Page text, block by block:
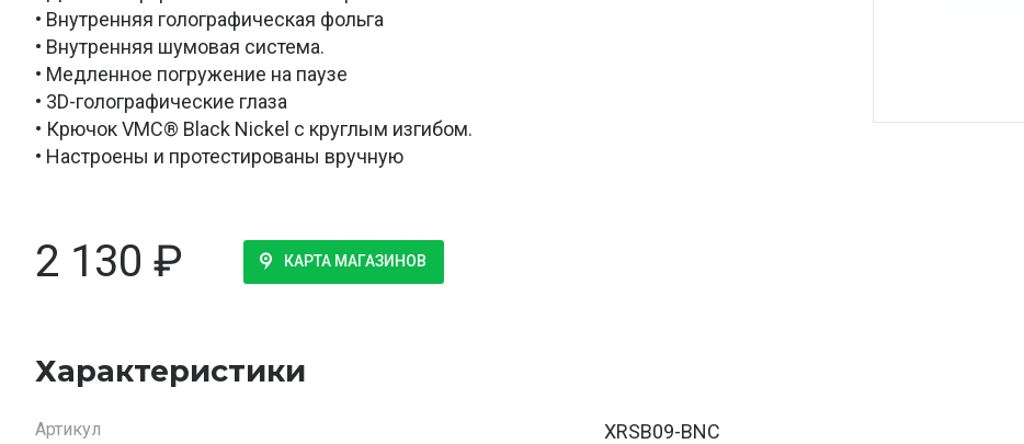
• Внутренняя голографическая фольга
• Внутренняя шумовая система.
• Медленное погружение на паузе
• 3D-голографические глаза
• Крючок VMC® Black Nickel с круглым изгибом.
• Настроены и протестированы вручную
2 130 ₽ КАРТА МАГАЗИНОВ
Характеристики
Артикул XRSB09-BNC